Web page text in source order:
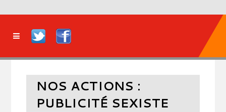
NOS ACTIONS :
PUBLICITÉ SEXISTE